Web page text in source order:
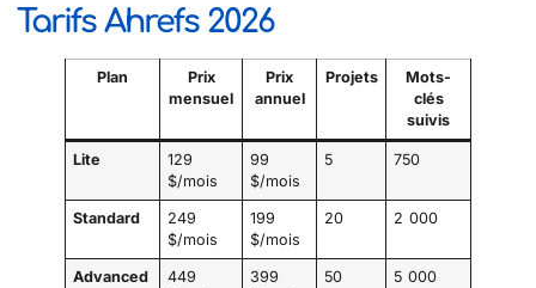
Tarifs Ahrefs 2026
Plan
Prix
mensuel
Prix
annuel
Projets
Mots-
clés
suivis
Lite
129
$/mois
99
$/mois
5 750
Standard
249
$/mois
199
$/mois
20 2 000
Advanced
449
399
50 5 000